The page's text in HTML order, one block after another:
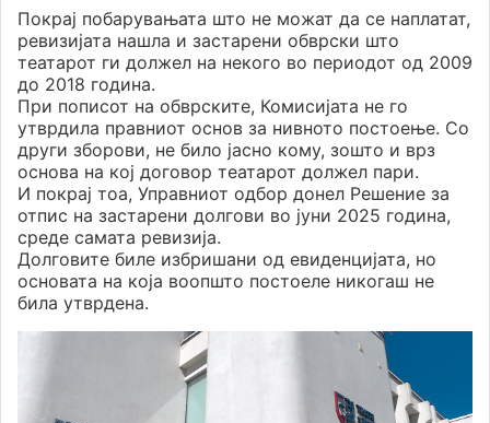
Покрај побарувањата што не можат да се наплатат,
ревизијата нашла и застарени обврски што
театарот ги должел на некого во периодот од 2009
до 2018 година.
При пописот на обврските, Комисијата не го
утврдила правниот основ за нивното постоење. Со
други зборови, не било јасно кому, зошто и врз
основа на кој договор театарот должел пари.
И покрај тоа, Управниот одбор донел Решение за
отпис на застарени долгови во јуни 2025 година,
среде самата ревизија.
Долговите биле избришани од евиденцијата, но
основата на која воопшто постоеле никогаш не
била утврдена.